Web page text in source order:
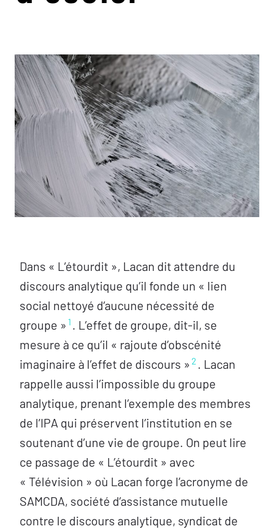
Dans « L’étourdit », Lacan dit attendre du
discours analytique qu’il fonde un « lien
social nettoyé d’aucune nécessité de
groupe » 1 . L’effet de groupe, dit-il, se
mesure à ce qu’il « rajoute d’obscénité
imaginaire à l’effet de discours » 2 . Lacan
rappelle aussi l’impossible du groupe
analytique, prenant l’exemple des membres
de l’IPA qui préservent l’institution en se
soutenant d’une vie de groupe. On peut lire
ce passage de « L’étourdit » avec
« Télévision » où Lacan forge l’acronyme de
SAMCDA, société d’assistance mutuelle
contre le discours analytique, syndicat de